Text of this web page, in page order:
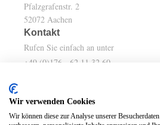
Pfalzgrafenstr. 2
52072 Aachen
Kontakt
Rufen Sie einfach an unter
+49 (0)176 - 62 11 32 60
oder nutzen Sie unser Kontaktformular.
Wir verwenden Cookies
Wir können diese zur Analyse unserer